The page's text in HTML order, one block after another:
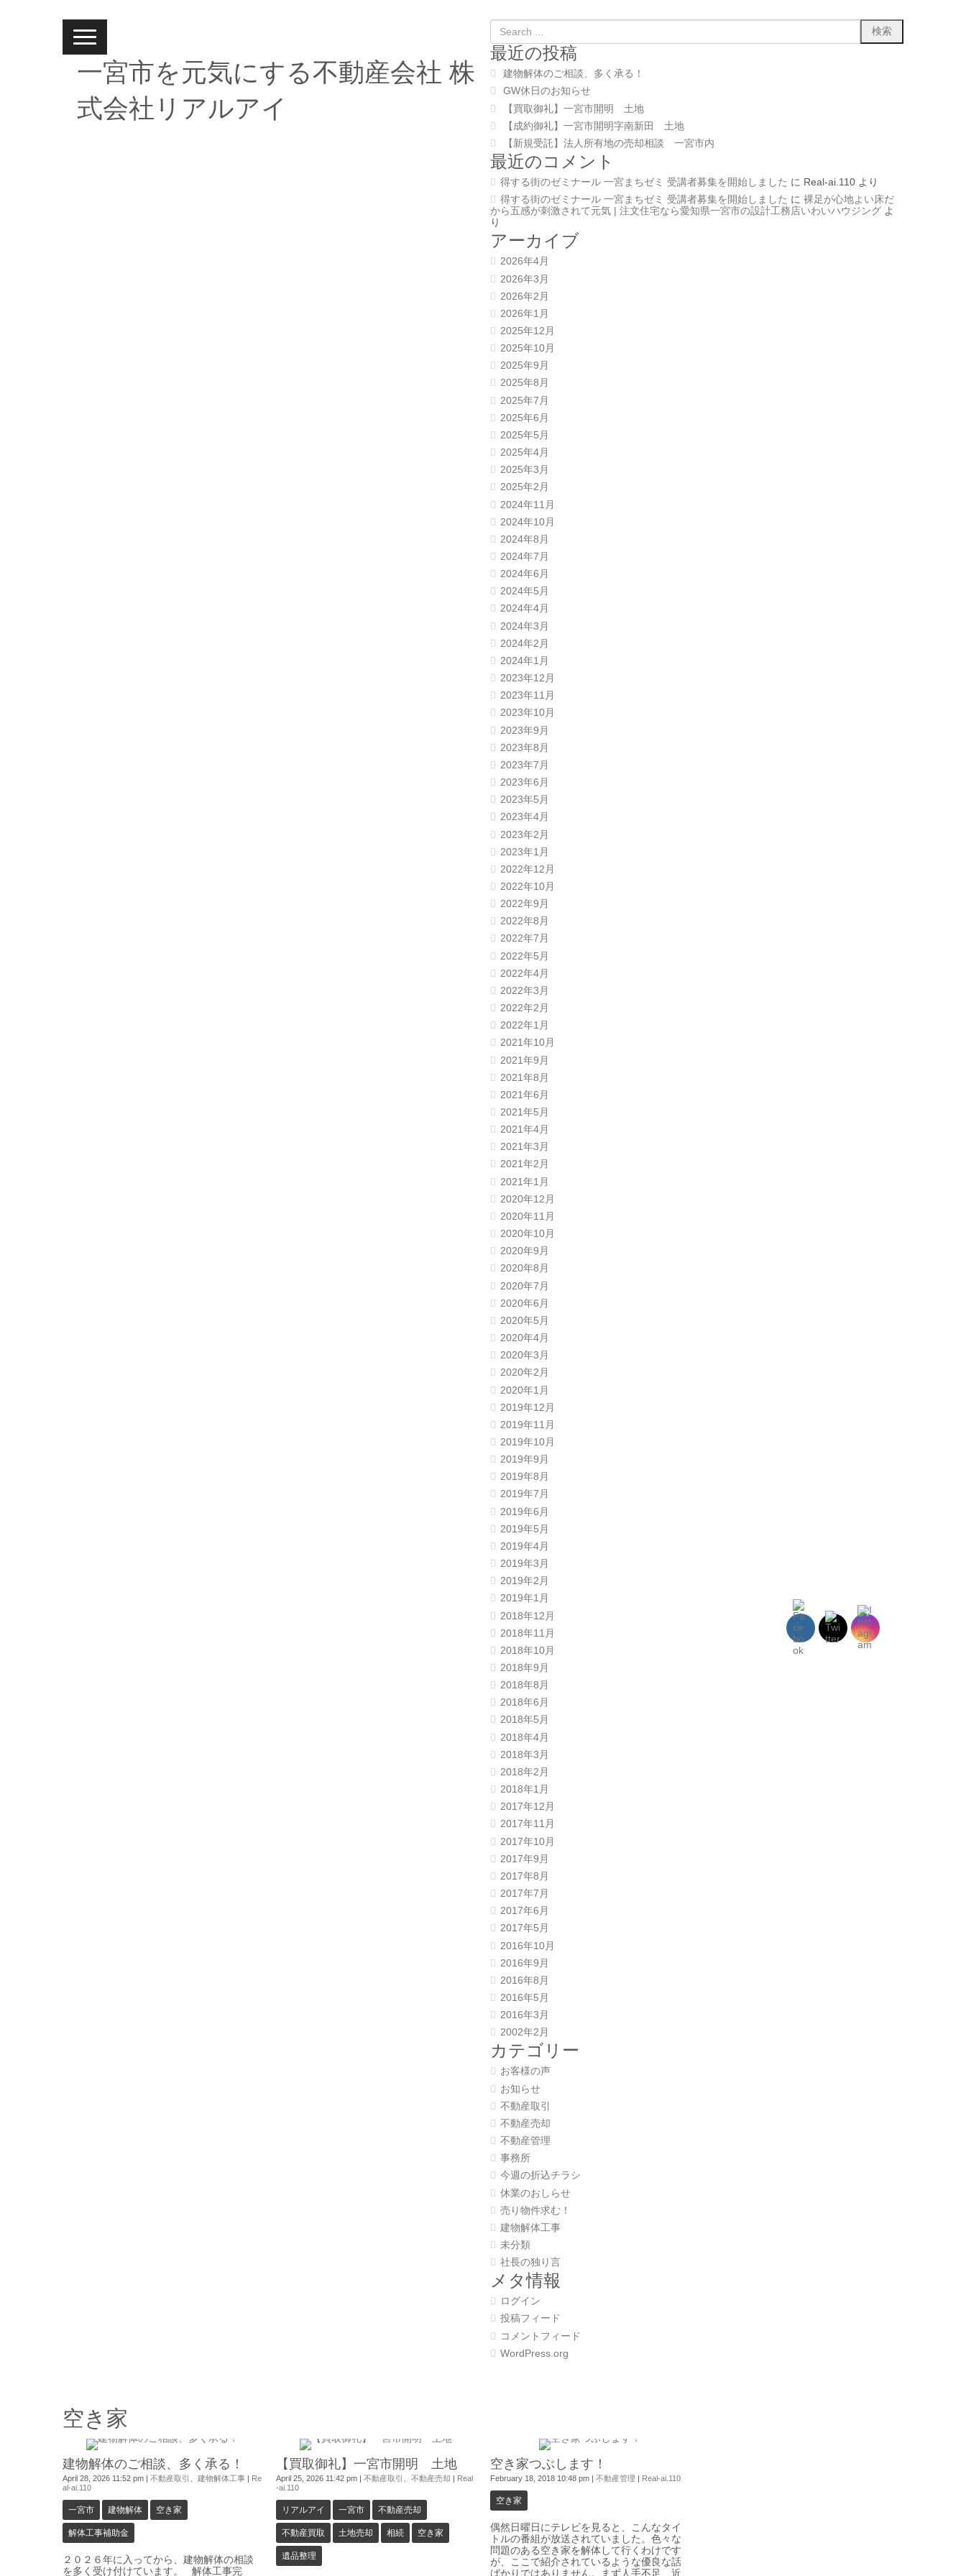
N
a
v
i
t
i
一宮市を元気にする不動産会社 株
式会社リアルアイ
最近の投稿
建物解体のご相談、多く承る！
GW休日のお知らせ
【買取御礼】一宮市開明 土地
【成約御礼】一宮市開明字南新田 土地
【新規受託】法人所有地の売却相談 一宮市内
最近のコメント
得する街のゼミナール 一宮まちゼミ 受講者募集を開始しました に Real-ai.110 より
得する街のゼミナール 一宮まちゼミ 受講者募集を開始しました に 裸足が心地よい床だ
から五感が刺激されて元気 | 注文住宅なら愛知県一宮市の設計工務店いわいハウジング よ
り
アーカイブ
2026年4月
2026年3月
2026年2月
2026年1月
2025年12月
2025年10月
2025年9月
2025年8月
2025年7月
2025年6月
2025年5月
2025年4月
2025年3月
2025年2月
2024年11月
2024年10月
2024年8月
2024年7月
2024年6月
2024年5月
2024年4月
2024年3月
2024年2月
2024年1月
2023年12月
2023年11月
2023年10月
2023年9月
2023年8月
2023年7月
2023年6月
2023年5月
2023年4月
2023年2月
2023年1月
2022年12月
2022年10月
2022年9月
2022年8月
2022年7月
2022年5月
2022年4月
2022年3月
2022年2月
2022年1月
2021年10月
2021年9月
2021年8月
2021年6月
2021年5月
2021年4月
2021年3月
2021年2月
2021年1月
2020年12月
2020年11月
2020年10月
2020年9月
2020年8月
2020年7月
2020年6月
2020年5月
2020年4月
2020年3月
2020年2月
2020年1月
2019年12月
2019年11月
2019年10月
2019年9月
2019年8月
2019年7月
2019年6月
2019年5月
2019年4月
2019年3月
2019年2月
2019年1月
2018年12月
2018年11月
2018年10月
2018年9月
2018年8月
2018年6月
2018年5月
2018年4月
2018年3月
2018年2月
2018年1月
2017年12月
2017年11月
2017年10月
2017年9月
2017年8月
2017年7月
2017年6月
2017年5月
2016年10月
2016年9月
2016年8月
2016年5月
2016年3月
2002年2月
カテゴリー
お客様の声
お知らせ
不動産取引
不動産売却
不動産管理
事務所
今週の折込チラシ
休業のおしらせ
売り物件求む！
建物解体工事
未分類
社長の独り言
メタ情報
ログイン
投稿フィード
コメントフィード
WordPress.org
空き家
建物解体のご相談、多く承る！
April 28, 2026 11:52 pm | 不動産取引 建物解体工事 | Re
al-ai.110
一宮市 建物解体 空き家
解体工事補助金
２０２６年に入ってから、建物解体の相談
を多く受け付けています。 解体工事完
【買取御礼】一宮市開明 土地
April 25, 2026 11:42 pm |不動産取引 、不動産売却 | Real
-ai.110
リアルアイ 一宮市 不動産売却
不動産買取 土地売却 相続 空き家
遺品整理
空き家つぶします！
February 18, 2018 10:48 pm| 不動産管理 | Real-ai.110
空き家
偶然日曜日にテレビを見ると、こんなタイ
トルの番組が放送されていました。色々な
問題のある空き家を解体して行くわけです
が、ここで紹介されているような優良な話
ばかりではありません。まず人手不足…近